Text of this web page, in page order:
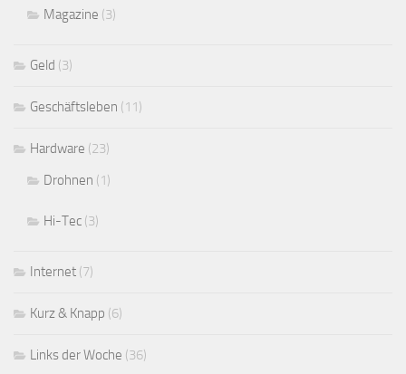
Magazine (3)
Geld (3)
Geschäftsleben (11)
Hardware (23)
Drohnen (1)
Hi-Tec (3)
Internet (7)
Kurz & Knapp (6)
Links der Woche (36)